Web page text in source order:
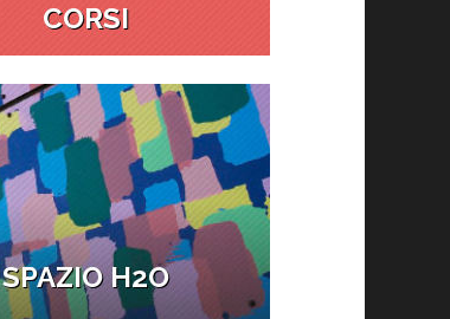
CORSI
SPAZIO H2O